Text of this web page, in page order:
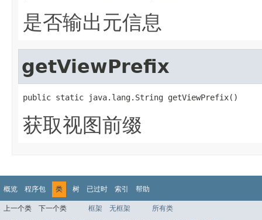
是否输出元信息
getViewPrefix
public static java.lang.String getViewPrefix()
获取视图前缀
概览 程序包 类 树 已过时 索引 帮助
上一个类 下一个类 框架 无框架
所有类